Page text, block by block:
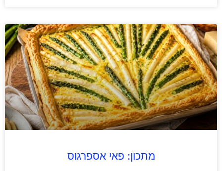
מתכון: פאי אספרגוס